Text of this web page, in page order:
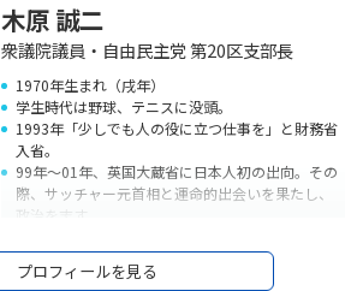
木原 誠二
衆議院議員・自由民主党 第20区支部長
1970年生まれ（戌年）
学生時代は野球、テニスに没頭。
1993年「少しでも人の役に立つ仕事を」と財務省
入省。
99年～01年、英国大蔵省に日本人初の出向。その
際、サッチャー元首相と運命的出会いを果たし、
政治を志す。
09年～12年、落選中の3年間、民間企業で営業マ
ンとして経済の現場で働きながら、地元政治活動
プロフィールを見る